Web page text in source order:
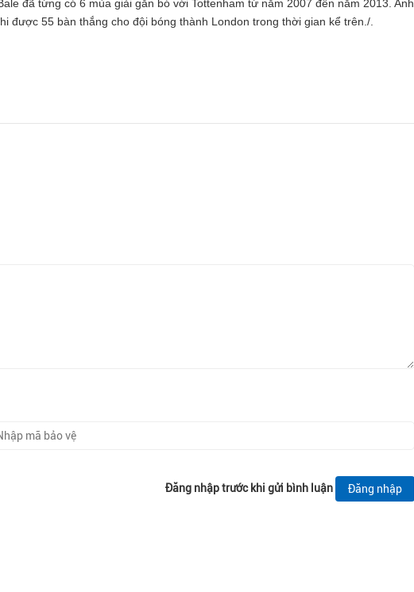
đã từng có 6 mùa giải gắn bó với Tottenham từ năm 2007 đến năm 2013. Anh
được 55 bàn thắng cho đội bóng thành London trong thời gian kể trên./.
Đăng nhập trước khi gửi bình luận Đăng nhập